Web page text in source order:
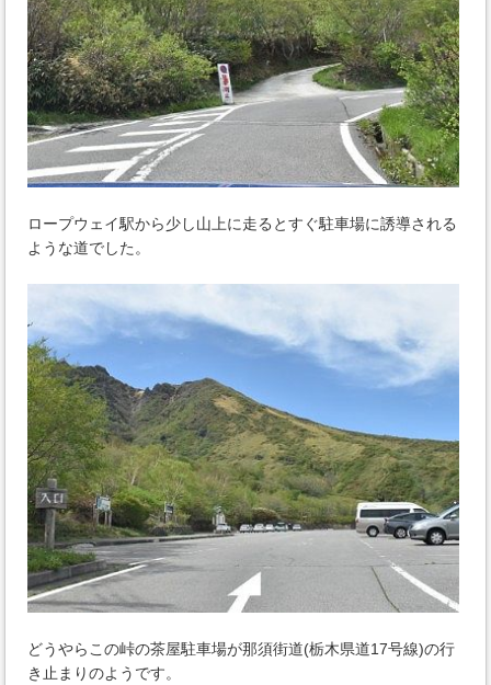
ロープウェイ駅から少し山上に走るとすぐ駐車場に誘導される
ような道でした。
どうやらこの峠の茶屋駐車場が那須街道(栃木県道17号線)の行
き止まりのようです。